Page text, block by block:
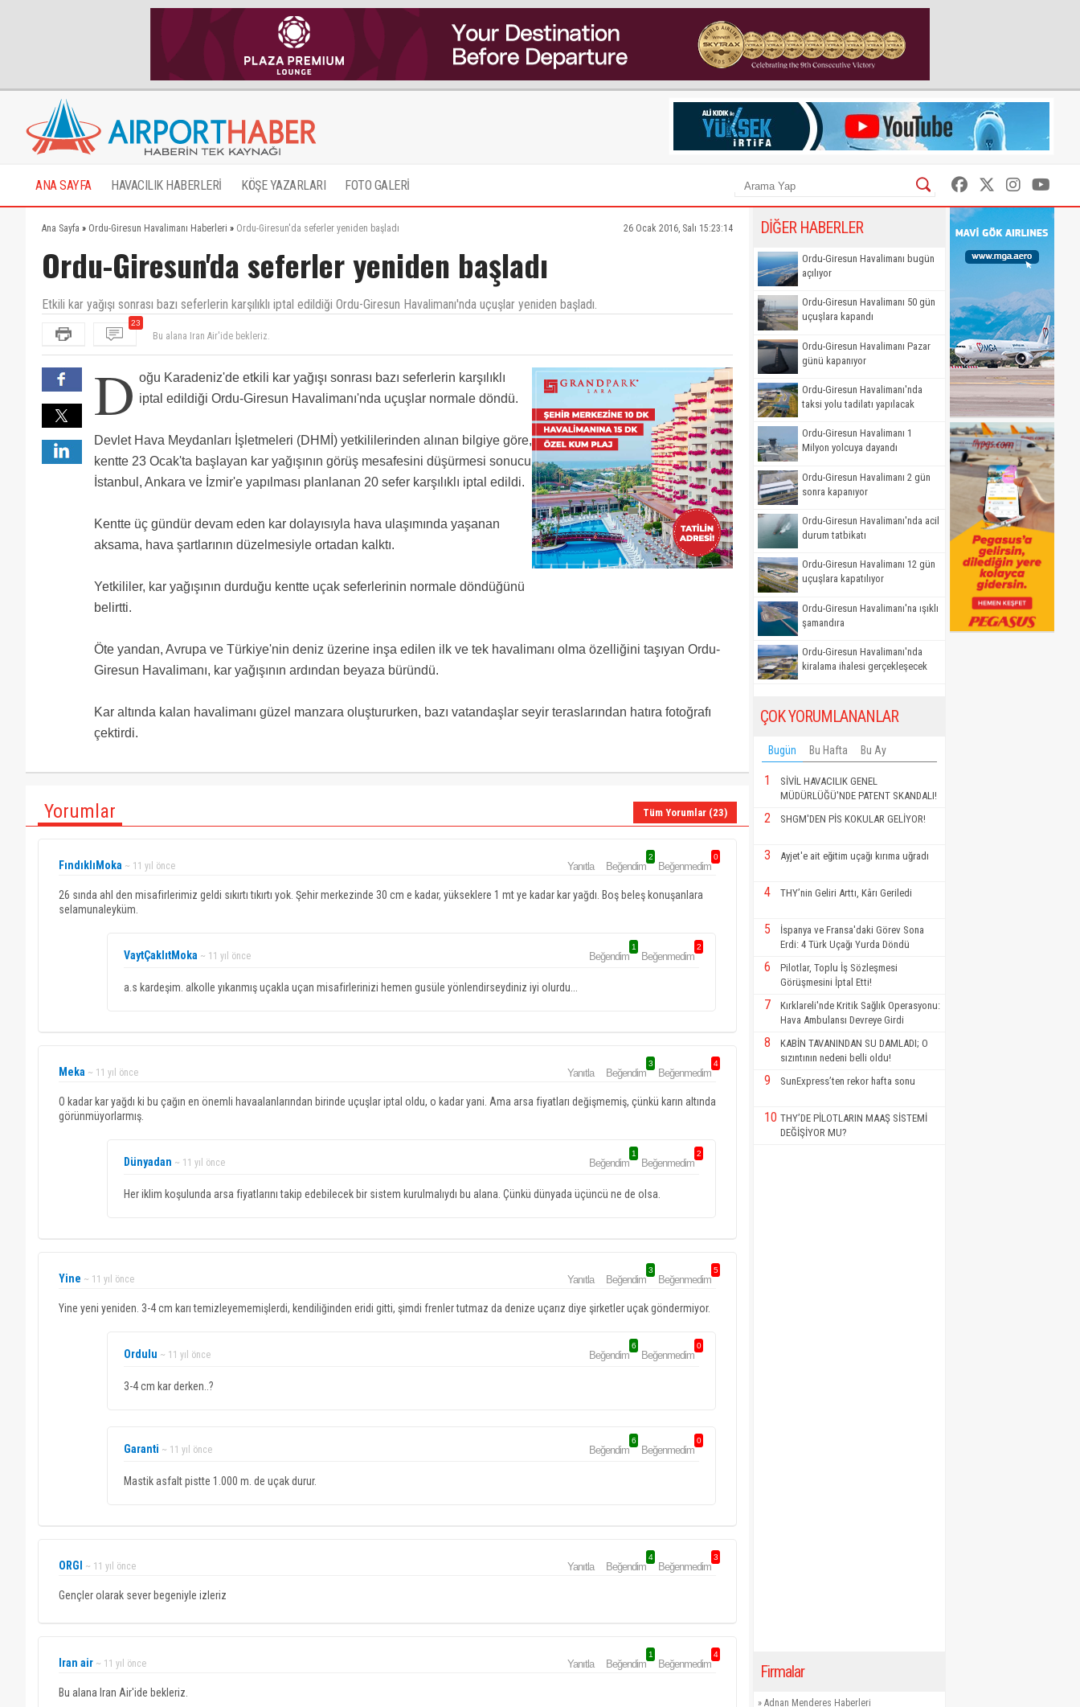
ANA SAYFA HAVACILIK HABERLERİ KÖŞE YAZARLARI FOTO GALERİ
Ana Sayfa » Ordu-Giresun Havalimanı Haberleri » Ordu-Giresun'da seferler yeniden başladı 26 Ocak 2016, Salı 15:23:14
Ordu-Giresun'da seferler yeniden başladı
Etkili kar yağışı sonrası bazı seferlerin karşılıklı iptal edildiği Ordu-Giresun Havalimanı'nda uçuşlar yeniden başladı.
23
Hatay'dan sevgiler Airport Haber Ailesi..
orgi'nin yeniden başlaması sevindirdi. hiç olmazsa aktarmalı giderler...
Ucus iptalleri oldugunda arsa fiyatlari ne oldu acaba ? Onlar da dustu mu ki ?
26 sında ahl den misafirlerimiz geldi sıkırtı tıkırtı yok. Şehir merkezinde 30 cm e kadar, yükseklere 1 mt ye kadar kar yağdı. Boş beleş
O kadar kar yağdı ki bu çağın en önemli havaalanlarından birinde uçuşlar iptal oldu, o kadar yani. Ama arsa fiyatları değişmemiş, çünkü karın
altında görünmüyorlarmış.
Yine yeni yeniden. 3-4 cm karı temizleyememişlerdi, kendiliğinden eridi gitti, şimdi frenler tutmaz da denize uçarız diye şirketler uçak
D oğu Karadeniz'de etkili kar yağışı sonrası bazı seferlerin karşılıklı
iptal edildiği Ordu-Giresun Havalimanı'nda uçuşlar normale döndü.
Devlet Hava Meydanları İşletmeleri (DHMİ) yetkililerinden alınan bilgiye göre,
kentte 23 Ocak'ta başlayan kar yağışının görüş mesafesini düşürmesi sonucu
İstanbul, Ankara ve İzmir'e yapılması planlanan 20 sefer karşılıklı iptal edildi.
Kentte üç gündür devam eden kar dolayısıyla hava ulaşımında yaşanan
aksama, hava şartlarının düzelmesiyle ortadan kalktı.
Yetkililer, kar yağışının durduğu kentte uçak seferlerinin normale döndüğünü
belirtti.
Öte yandan, Avrupa ve Türkiye'nin deniz üzerine inşa edilen ilk ve tek havalimanı olma özelliğini taşıyan Ordu-
Giresun Havalimanı, kar yağışının ardından beyaza büründü.
Kar altında kalan havalimanı güzel manzara oluştururken, bazı vatandaşlar seyir teraslarından hatıra fotoğrafı
çektirdi.
Yorumlar Tüm Yorumlar (23)
FındıklıMoka ~ 11 yıl önce Yanıtla Beğendim
2
Beğenmedim
0
26 sında ahl den misafirlerimiz geldi sıkırtı tıkırtı yok. Şehir merkezinde 30 cm e kadar, yükseklere 1 mt ye kadar kar yağdı. Boş beleş konuşanlara
selamunaleyküm.
VaytÇaklıtMoka ~ 11 yıl önce Beğendim
1
Beğenmedim
2
a.s kardeşim. alkolle yıkanmış uçakla uçan misafirlerinizi hemen gusüle yönlendirseydiniz iyi olurdu...
Meka ~ 11 yıl önce Yanıtla Beğendim
3
Beğenmedim
4
O kadar kar yağdı ki bu çağın en önemli havaalanlarından birinde uçuşlar iptal oldu, o kadar yani. Ama arsa fiyatları değişmemiş, çünkü karın altında
görünmüyorlarmış.
Dünyadan ~ 11 yıl önce Beğendim
1
Beğenmedim
2
Her iklim koşulunda arsa fiyatlarını takip edebilecek bir sistem kurulmalıydı bu alana. Çünkü dünyada üçüncü ne de olsa.
Yine ~ 11 yıl önce Yanıtla Beğendim
3
Beğenmedim
5
Yine yeni yeniden. 3-4 cm karı temizleyememişlerdi, kendiliğinden eridi gitti, şimdi frenler tutmaz da denize uçarız diye şirketler uçak göndermiyor.
Ordulu ~ 11 yıl önce Beğendim
6
Beğenmedim
0
3-4 cm kar derken..?
Garanti ~ 11 yıl önce Beğendim
6
Beğenmedim
0
Mastik asfalt pistte 1.000 m. de uçak durur.
ORGI ~ 11 yıl önce Yanıtla Beğendim
4
Beğenmedim
3
Gençler olarak sever begeniyle izleriz
Iran air ~ 11 yıl önce Yanıtla Beğendim
1
Beğenmedim
4
Bu alana Iran Air'ide bekleriz.
DİĞER HABERLER
Ordu-Giresun Havalimanı bugün
açılıyor
Ordu-Giresun Havalimanı 50 gün
uçuşlara kapandı
Ordu-Giresun Havalimanı Pazar
günü kapanıyor
Ordu-Giresun Havalimanı'nda
taksi yolu tadilatı yapılacak
Ordu-Giresun Havalimanı 1
Milyon yolcuya dayandı
Ordu-Giresun Havalimanı 2 gün
sonra kapanıyor
Ordu-Giresun Havalimanı'nda acil
durum tatbikatı
Ordu-Giresun Havalimanı 12 gün
uçuşlara kapatılıyor
Ordu-Giresun Havalimanı'na ışıklı
şamandıra
Ordu-Giresun Havalimanı'nda
kiralama ihalesi gerçekleşecek
ÇOK YORUMLANANLAR
Bugün Bu Hafta Bu Ay
1
SİVİL HAVACILIK GENEL
MÜDÜRLÜĞÜ'NDE PATENT SKANDALI!
2 SHGM'DEN PİS KOKULAR GELİYOR!
3 Ayjet'e ait eğitim uçağı kırıma uğradı
4 THY’nin Geliri Arttı, Kârı Geriledi
5
İspanya ve Fransa'daki Görev Sona
Erdi: 4 Türk Uçağı Yurda Döndü
6
Pilotlar, Toplu İş Sözleşmesi
Görüşmesini İptal Etti!
7
Kırklareli'nde Kritik Sağlık Operasyonu:
Hava Ambulansı Devreye Girdi
8
KABİN TAVANINDAN SU DAMLADI; O
sızıntının nedeni belli oldu!
9 SunExpress’ten rekor hafta sonu
10 THY’DE PİLOTLARIN MAAŞ SİSTEMİ
DEĞİŞİYOR MU?
Firmalar
» Adnan Menderes Haberleri